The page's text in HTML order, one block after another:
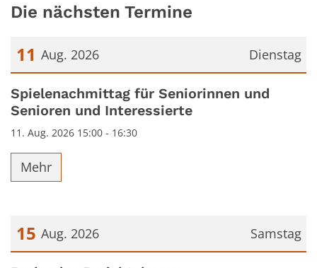
Die nächsten Termine
Dienstag
11 Aug. 2026
Datum: 11. August 2026
Spielenachmittag für Seniorinnen und
Senioren und Interessierte
11. Aug. 2026 15:00 - 16:30
Mehr
Samstag
15 Aug. 2026